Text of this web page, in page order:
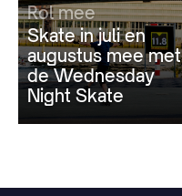
Rol mee
Skate in juli en
augustus mee met
de Wednesday
Night Skate